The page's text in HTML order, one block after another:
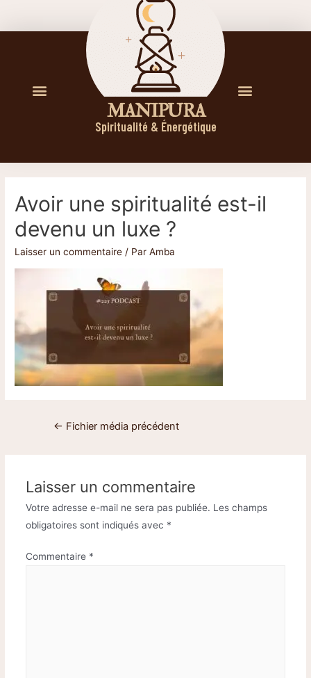
M A N I P U R A
Spiritualité & Énergétique
Avoir une spiritualité est-il
devenu un luxe ?
Laisser un commentaire / ParAmba
← Fichier média précédent
Laisser un commentaire
Votre adresse e-mail ne sera pas publiée. Les champs
obligatoires sont indiqués avec *
Commentaire *